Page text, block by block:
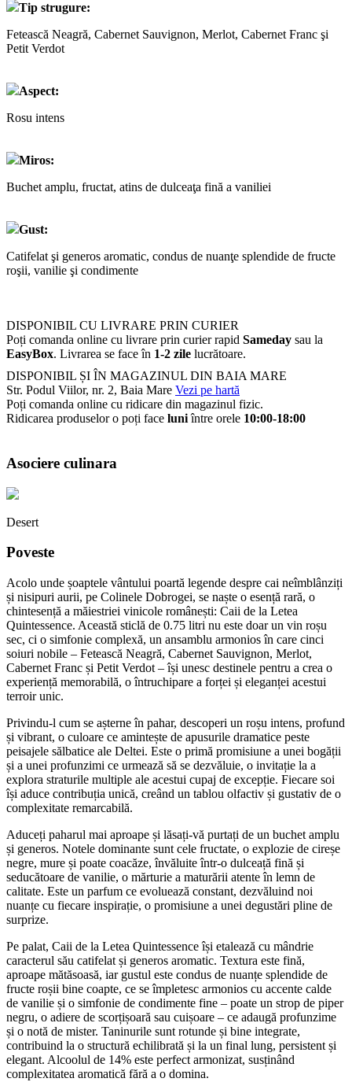
Tip strugure:
Fetească Neagră, Cabernet Sauvignon, Merlot, Cabernet Franc şi
Petit Verdot
Aspect:
Rosu intens
Miros:
Buchet amplu, fructat, atins de dulceaţa fină a vaniliei
Gust:
Catifelat şi generos aromatic, condus de nuanţe splendide de fructe
roşii, vanilie şi condimente
DISPONIBIL CU LIVRARE PRIN CURIER
Poți comanda online cu livrare prin curier rapid Sameday sau la
EasyBox. Livrarea se face în 1-2 zile lucrătoare.
DISPONIBIL ȘI ÎN MAGAZINUL DIN BAIA MARE
Str. Podul Viilor, nr. 2, Baia Mare Vezi pe hartă
Poți comanda online cu ridicare din magazinul fizic.
Ridicarea produselor o poți face luniîntre orele 10:00-18:00
Asociere culinara
Desert
Poveste
Acolo unde șoaptele vântului poartă legende despre cai neîmblânziți
și nisipuri aurii, pe Colinele Dobrogei, se naște o esență rară, o
chintesență a măiestriei vinicole românești: Caii de la Letea
Quintessence. Această sticlă de 0.75 litri nu este doar un vin roșu
sec, ci o simfonie complexă, un ansamblu armonios în care cinci
soiuri nobile – Fetească Neagră, Cabernet Sauvignon, Merlot,
Cabernet Franc și Petit Verdot – își unesc destinele pentru a crea o
experiență memorabilă, o întruchipare a forței și eleganței acestui
terroir unic.
Privindu-l cum se așterne în pahar, descoperi un roșu intens, profund
și vibrant, o culoare ce amintește de apusurile dramatice peste
peisajele sălbatice ale Deltei. Este o primă promisiune a unei bogății
și a unei profunzimi ce urmează să se dezvăluie, o invitație la a
explora straturile multiple ale acestui cupaj de excepție. Fiecare soi
își aduce contribuția unică, creând un tablou olfactiv și gustativ de o
complexitate remarcabilă.
Aduceți paharul mai aproape și lăsați-vă purtați de un buchet amplu
și generos. Notele dominante sunt cele fructate, o explozie de cireșe
negre, mure și poate coacăze, învăluite într-o dulceață fină și
seducătoare de vanilie, o mărturie a maturării atente în lemn de
calitate. Este un parfum ce evoluează constant, dezvăluind noi
nuanțe cu fiecare inspirație, o promisiune a unei degustări pline de
surprize.
Pe palat, Caii de la Letea Quintessence își etalează cu mândrie
caracterul său catifelat și generos aromatic. Textura este fină,
aproape mătăsoasă, iar gustul este condus de nuanțe splendide de
fructe roșii bine coapte, ce se împletesc armonios cu accente calde
de vanilie și o simfonie de condimente fine – poate un strop de piper
negru, o adiere de scorțișoară sau cuișoare – ce adaugă profunzime
și o notă de mister. Taninurile sunt rotunde și bine integrate,
contribuind la o structură echilibrată și la un final lung, persistent și
elegant. Alcoolul de 14% este perfect armonizat, susținând
complexitatea aromatică fără a o domina.